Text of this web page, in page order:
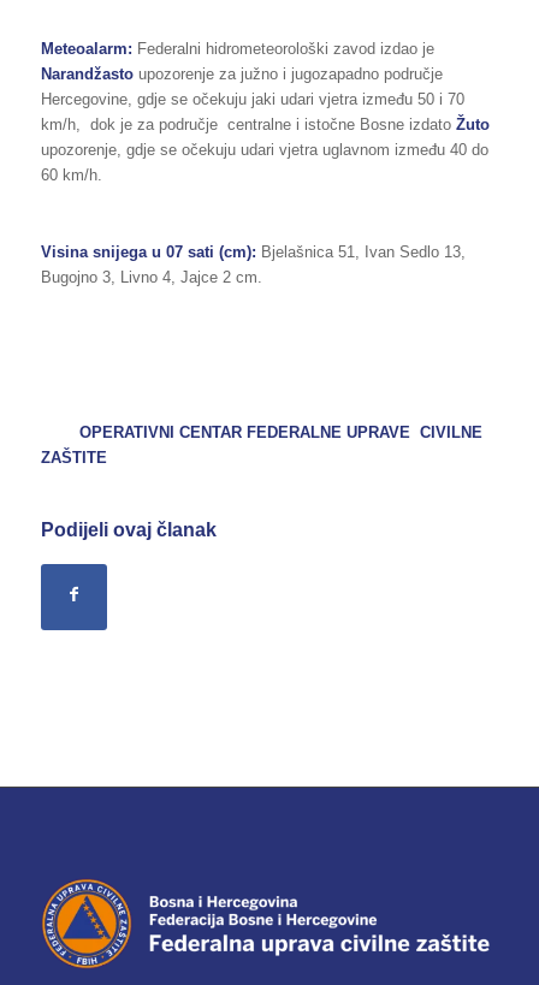
Meteoalarm: Federalni hidrometeorološki zavod izdao je
Narandžastoupozorenje za južno i jugozapadno područje
Hercegovine, gdje se očekuju jaki udari vjetra između 50 i 70
km/h, dok je za područje centralne i istočne Bosne izdatoŽuto
upozorenje, gdje se očekuju udari vjetra uglavnom između 40 do
60 km/h.
Visina snijega u 07 sati (cm): Bjelašnica 51, Ivan Sedlo 13,
Bugojno 3, Livno 4, Jajce 2 cm.
OPERATIVNI CENTAR FEDERALNE UPRAVE CIVILNE
ZAŠTITE
Podijeli ovaj članak